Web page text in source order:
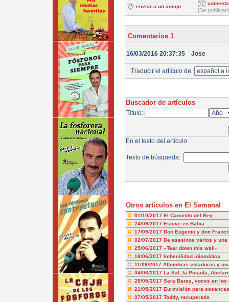
enviar a un amigo
[Se
Comentarios 1
16/03/2016 20:37:35 Jose
Traducir el artículo de
Buscador de artículos
Título:
En el texto del artículo
Texto de búsqueda:
Otros artículos en El Semanal
01/10/2017 El Caminito del Rey
24/09/2017 Estuve en Babia
17/09/2017 Don Eugenio y don
02/07/2017 De asesinos varios y una
25/06/2017 «Tear down this wall»
18/06/2017 Imbecilidad idiomática
11/06/2017 Alfombras voladoras y
04/06/2017 La Sal, la Posada,
28/05/2017 Sara Baras, voces en los
21/05/2017 Eurovisión para sosancas
07/05/2017 Toddy, recuperado